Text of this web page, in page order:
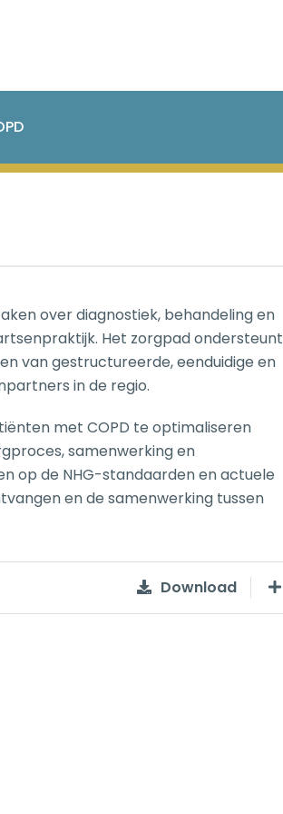
over diagnostiek, behandeling en
Het zorgpad ondersteunt
van gestructureerde, eenduidige en
in de regio.
met COPD te optimaliseren
samenwerking en
op de NHG-standaarden en actuele
en de samenwerking tussen
Download